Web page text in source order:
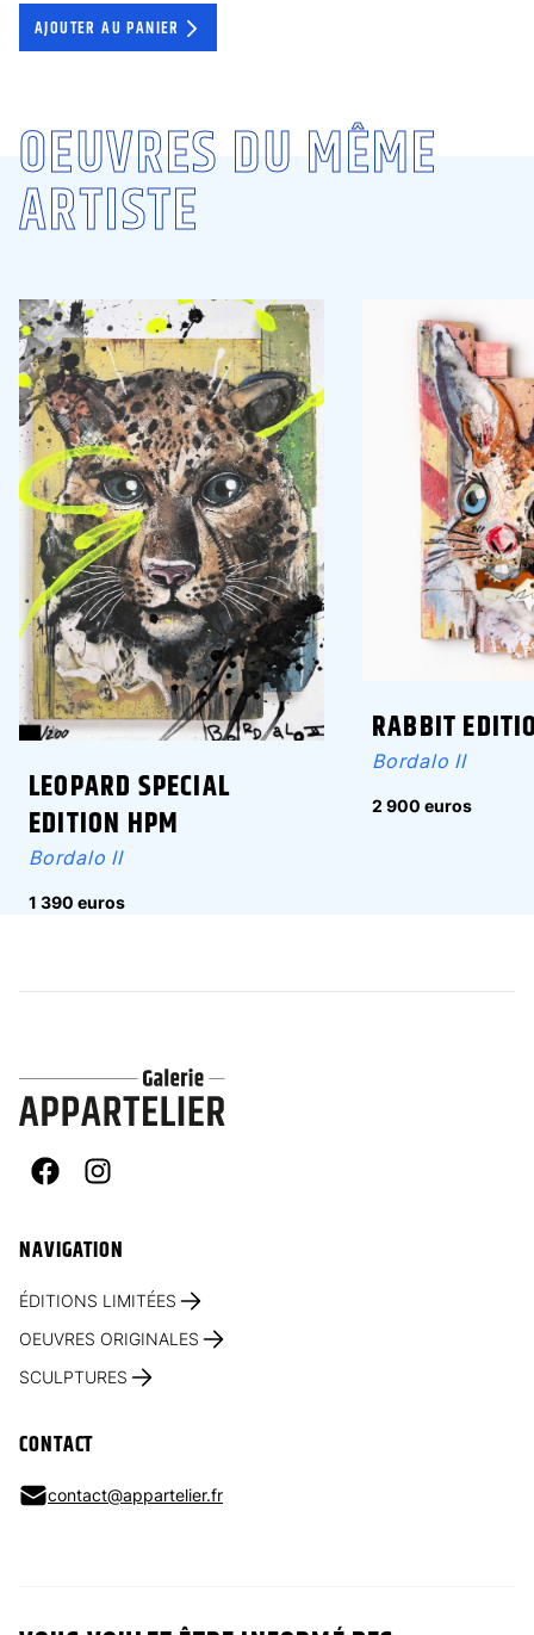
AJOUTER AU PANIER
OEUVRES DU MÊME
ARTISTE
LEOPARD SPECIAL
EDITION HPM
Bordalo II
1 390 euros
RABBIT
Bordalo II
2 900 euros
FacebookInstagram
NAVIGATION
ÉDITIONS LIMITÉES
OEUVRES ORIGINALES
SCULPTURES
CONTACT
contact@appartelier.fr